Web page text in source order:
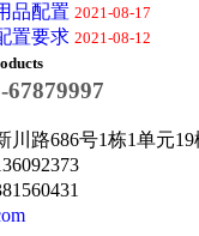
品配置 2021-08-17
置要求 2021-08-12
67879997
川路686号1栋1单元19